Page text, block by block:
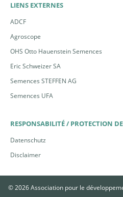
LIENS EXTERNES
ADCF
Agroscope
OHS Otto Hauenstein Semences
Eric Schweizer SA
Semences STEFFEN AG
Semences UFA
RESPONSABILITÉ / PROTECTION
Datenschutz
Disclaimer
© 2026 Association pour le